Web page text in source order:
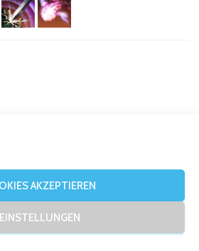
AKZEPTIEREN
EINSTELLUNGEN
ultimativer Fähigkeiten